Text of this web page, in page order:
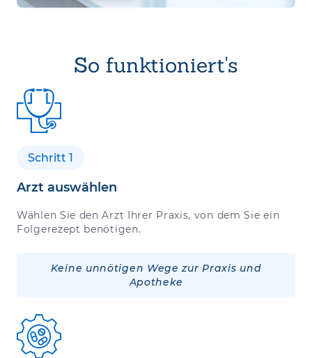
So funktioniert's
Schritt 1
Arzt auswählen
Wählen Sie den Arzt Ihrer Praxis, von dem Sie ein
Folgerezept benötigen.
Keine unnötigen Wege zur Praxis und
Apotheke